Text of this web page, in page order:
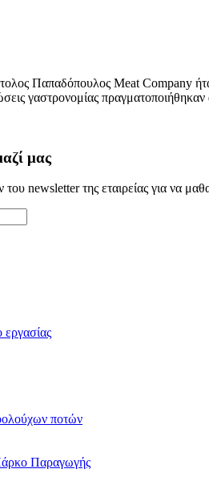
Παπαδόπουλος Meat Company
γαστρονομίας
μας
newsletter της εταιρείας για να
ποτών
Παραγωγής